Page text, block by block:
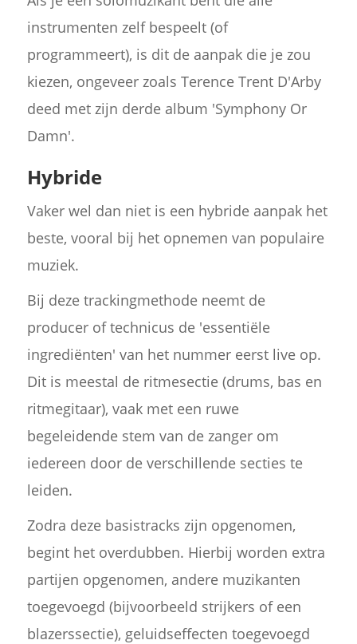
instrumenten zelf bespeelt (of
programmeert), is dit de aanpak die je zou
kiezen, ongeveer zoals Terence Trent D'Arby
deed met zijn derde album 'Symphony Or
Damn'.
Hybride
Vaker wel dan niet is een hybride aanpak het
beste, vooral bij het opnemen van populaire
muziek.
Bij deze trackingmethode neemt de
producer of technicus de 'essentiële
ingrediënten' van het nummer eerst live op.
Dit is meestal de ritmesectie (drums, bas en
ritmegitaar), vaak met een ruwe
begeleidende stem van de zanger om
iedereen door de verschillende secties te
leiden.
Zodra deze basistracks zijn opgenomen,
begint het overdubben. Hierbij worden extra
partijen opgenomen, andere muzikanten
toegevoegd (bijvoorbeeld strijkers of een
blazerssectie), geluidseffecten toegevoegd